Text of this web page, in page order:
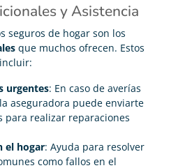
y Asistencia
seguros de hogar son los
que muchos ofrecen. Estos
urgentes: En caso de averías
aseguradora puede enviarte
para realizar reparaciones
el hogar: Ayuda para resolver
como fallos en el